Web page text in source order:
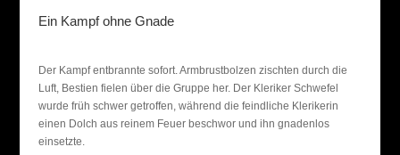
Ein Kampf ohne Gnade
Der Kampf entbrannte sofort. Armbrustbolzen zischten durch die
Luft, Bestien fielen über die Gruppe her. Der Kleriker Schwefel
wurde früh schwer getroffen, während die feindliche Klerikerin
einen Dolch aus reinem Feuer beschwor und ihn gnadenlos
einsetzte.